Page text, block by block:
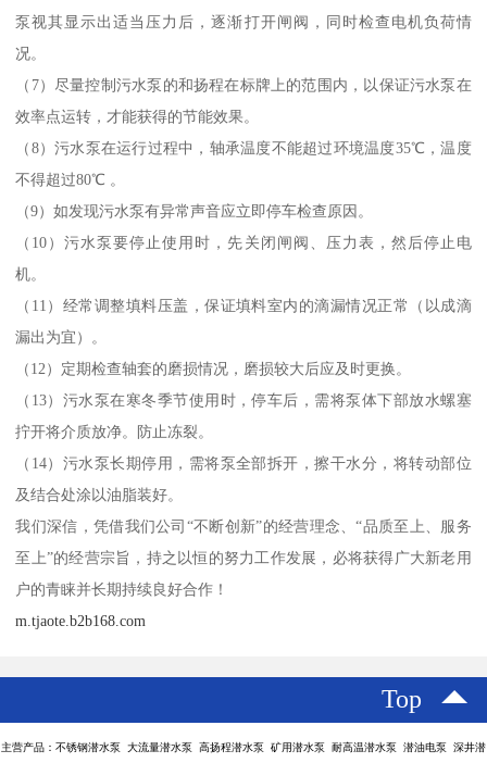
泵视其显示出适当压力后，逐渐打开闸阀，同时检查电机负荷情
况。
（7）尽量控制污水泵的和扬程在标牌上的范围内，以保证污水泵在
效率点运转，才能获得的节能效果。
（8）污水泵在运行过程中，轴承温度不能超过环境温度35℃，温度
不得超过80℃ 。
（9）如发现污水泵有异常声音应立即停车检查原因。
（10）污水泵要停止使用时，先关闭闸阀、压力表，然后停止电
机。
（11）经常调整填料压盖，保证填料室内的滴漏情况正常（以成滴
漏出为宜）。
（12）定期检查轴套的磨损情况，磨损较大后应及时更换。
（13）污水泵在寒冬季节使用时，停车后，需将泵体下部放水螺塞
拧开将介质放净。防止冻裂。
（14）污水泵长期停用，需将泵全部拆开，擦干水分，将转动部位
及结合处涂以油脂装好。
我们深信，凭借我们公司“不断创新”的经营理念、“品质至上、服务
至上”的经营宗旨，持之以恒的努力工作发展，必将获得广大新老用
户的青睐并长期持续良好合作！
m.tjaote.b2b168.com
Top
主营产品：不锈钢潜水泵 大流量潜水泵 高扬程潜水泵 矿用潜水泵 耐高温潜水泵 潜油电泵 深井潜